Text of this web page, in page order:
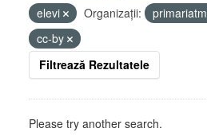
elevi
Organizații: primariatm
cc-by
Filtrează Rezultatele
Please try another search.